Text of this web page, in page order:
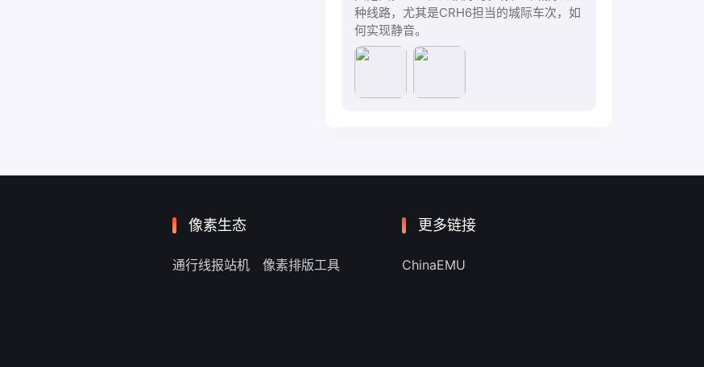
种线路，尤其是CRH6担当的城际车次，如
何实现静音。
像素生态
通行线报站机 像素排版工具
更多链接
ChinaEMU